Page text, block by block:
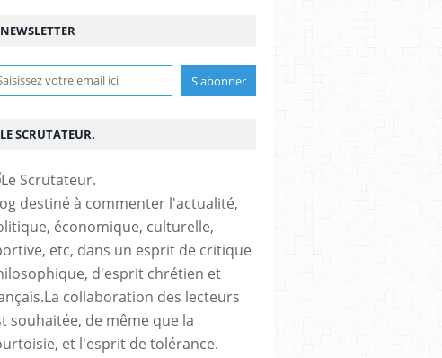
NEWSLETTER
LE SCRUTATEUR.
destiné à commenter l'actualité,
économique, culturelle,
etc, dans un esprit de critique
d'esprit chrétien et
collaboration des lecteurs
souhaitée, de même que la
et l'esprit de tolérance.